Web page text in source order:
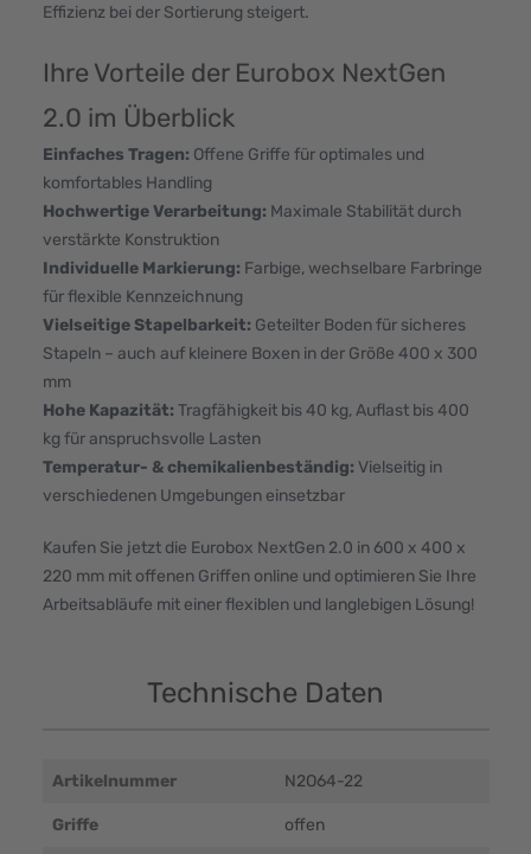
Effizienz bei der Sortierung steigert.
Ihre Vorteile der Eurobox NextGen
2.0 im Überblick
Einfaches Tragen: Offene Griffe für optimales und
komfortables Handling
Hochwertige Verarbeitung: Maximale Stabilität durch
verstärkte Konstruktion
Individuelle Markierung: Farbige, wechselbare Farbringe
für flexible Kennzeichnung
Vielseitige Stapelbarkeit: Geteilter Boden für sicheres
Stapeln – auch auf kleinere Boxen in der Größe 400 x 300
mm
Hohe Kapazität: Tragfähigkeit bis 40 kg, Auflast bis 400
kg für anspruchsvolle Lasten
Temperatur- & chemikalienbeständig: Vielseitig in
verschiedenen Umgebungen einsetzbar
Kaufen Sie jetzt die Eurobox NextGen 2.0 in 600 x 400 x
220 mm mit offenen Griffen online und optimieren Sie Ihre
Arbeitsabläufe mit einer flexiblen und langlebigen Lösung!
Technische Daten
Artikelnummer N2O64-22
Griffe offen